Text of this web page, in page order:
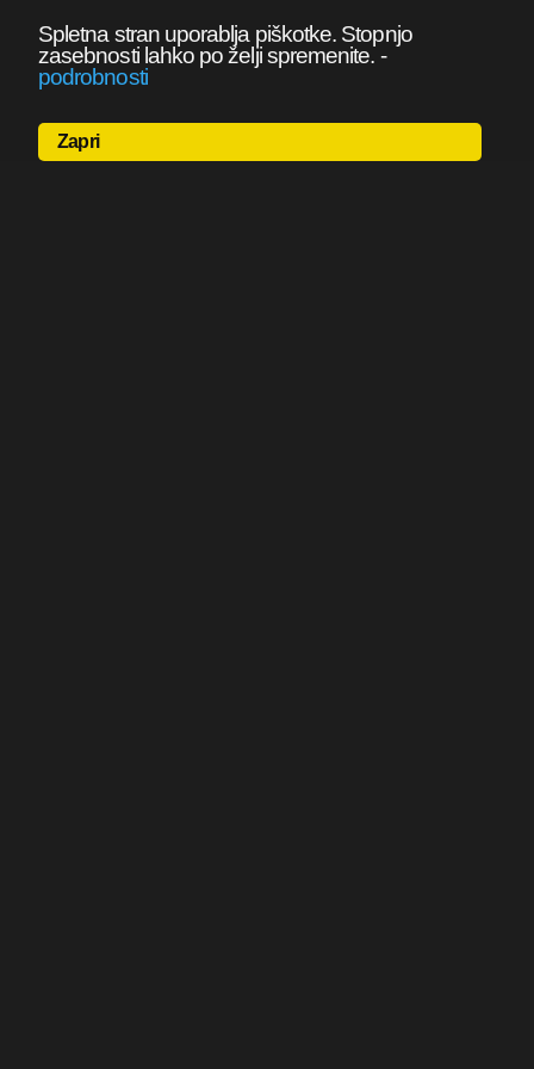
Spletna stran uporablja piškotke. Stopnjo
zasebnosti lahko po želji spremenite. -
podrobnosti
Zapri